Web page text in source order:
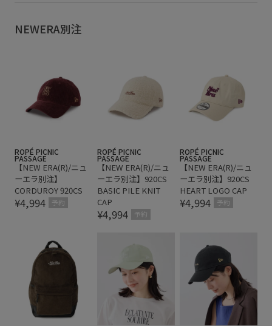
NEWERA別注
ROPÉ PICNIC
PASSAGE
【NEW ERA(R)/ニュ
ーエラ別注】
CORDUROY 920CS
¥4,994 予約
ROPÉ PICNIC
PASSAGE
【NEW ERA(R)/ニュ
ーエラ別注】920CS
BASIC PILE KNIT
CAP
¥4,994 予約
ROPÉ PICNIC
PASSAGE
【NEW ERA(R)/ニュ
ーエラ別注】920CS
HEART LOGO CAP
¥4,994 予約